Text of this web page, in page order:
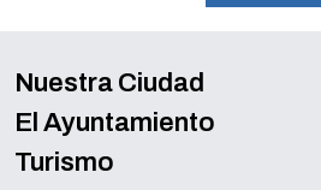
Nuestra Ciudad
El Ayuntamiento
Turismo